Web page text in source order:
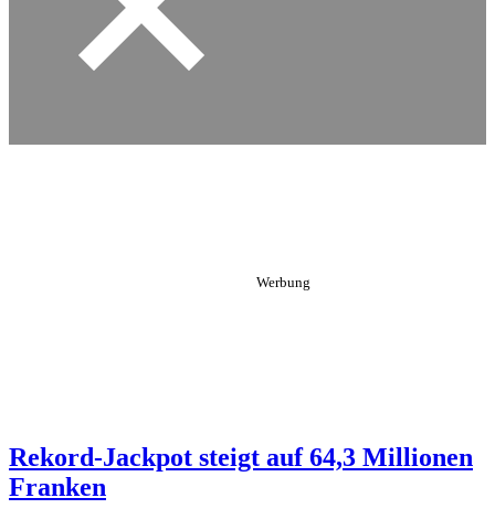
Rekord-Jackpot steigt auf 64,3 Millionen
Franken